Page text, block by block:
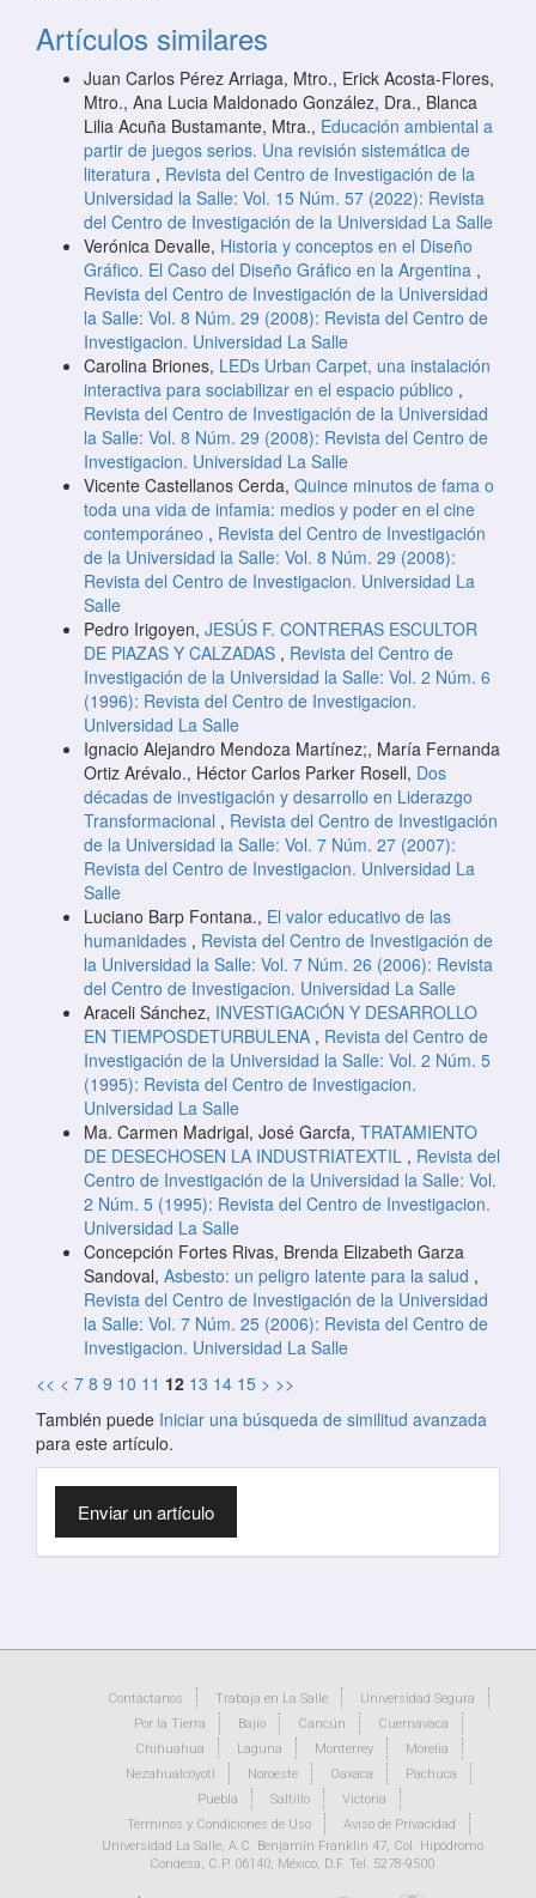
Artículos similares
Juan Carlos Pérez Arriaga, Mtro., Erick Acosta-Flores,
Mtro., Ana Lucia Maldonado González, Dra., Blanca
Lilia Acuña Bustamante, Mtra., Educación ambiental a
partir de juegos serios. Una revisión sistemática de
literatura , Revista del Centro de Investigación de la
Universidad la Salle: Vol. 15 Núm. 57 (2022): Revista
del Centro de Investigación de la Universidad La Salle
Verónica Devalle, Historia y conceptos en el Diseño
Gráfico. El Caso del Diseño Gráfico en la Argentina ,
Revista del Centro de Investigación de la Universidad
la Salle: Vol. 8 Núm. 29 (2008): Revista del Centro de
Investigacion. Universidad La Salle
Carolina Briones, LEDs Urban Carpet, una instalación
interactiva para sociabilizar en el espacio público ,
Revista del Centro de Investigación de la Universidad
la Salle: Vol. 8 Núm. 29 (2008): Revista del Centro de
Investigacion. Universidad La Salle
Vicente Castellanos Cerda, Quince minutos de fama o
toda una vida de infamia: medios y poder en el cine
contemporáneo , Revista del Centro de Investigación
de la Universidad la Salle: Vol. 8 Núm. 29 (2008):
Revista del Centro de Investigacion. Universidad La
Salle
Pedro Irigoyen, JESÚS F. CONTRERAS ESCULTOR
DE PlAZAS Y CALZADAS , Revista del Centro de
Investigación de la Universidad la Salle: Vol. 2 Núm. 6
(1996): Revista del Centro de Investigacion.
Universidad La Salle
Ignacio Alejandro Mendoza Martínez;, María Fernanda
Ortiz Arévalo., Héctor Carlos Parker Rosell, Dos
décadas de investigación y desarrollo en Liderazgo
Transformacional , Revista del Centro de Investigación
de la Universidad la Salle: Vol. 7 Núm. 27 (2007):
Revista del Centro de Investigacion. Universidad La
Salle
Luciano Barp Fontana., El valor educativo de las
humanidades , Revista del Centro de Investigación de
la Universidad la Salle: Vol. 7 Núm. 26 (2006): Revista
del Centro de Investigacion. Universidad La Salle
Araceli Sánchez, INVESTIGACiÓN Y DESARROLLO
EN TIEMPOSDETURBULENA , Revista del Centro de
Investigación de la Universidad la Salle: Vol. 2 Núm. 5
(1995): Revista del Centro de Investigacion.
Universidad La Salle
Ma. Carmen Madrigal, José Garcfa, TRATAMIENTO
DE DESECHOSEN LA INDUSTRIATEXTIL , Revista del
Centro de Investigación de la Universidad la Salle: Vol.
2 Núm. 5 (1995): Revista del Centro de Investigacion.
Universidad La Salle
Concepción Fortes Rivas, Brenda Elizabeth Garza
Sandoval, Asbesto: un peligro latente para la salud ,
Revista del Centro de Investigación de la Universidad
la Salle: Vol. 7 Núm. 25 (2006): Revista del Centro de
Investigacion. Universidad La Salle
<< < 7 8 9 10 11 12 13 14 15 > >>
También puede Iniciar una búsqueda de similitud avanzada
para este artículo.
Enviar
un
artículo
Enviar un artículo
Contáctanos Trabaja en La Salle
Universidad Segura
Por la Tierra
Bajío Cancún
Cuernavaca
Chihuahua
Laguna Monterrey
Morelia
Nezahualcóyotl
Noroeste Oaxaca
Pachuca
Puebla
Saltillo
Victoria
Términos y Condiciones de Uso
Aviso de Privacidad
Universidad La Salle, A.C. Benjamín Franklin 47, Col. Hipódromo
Condesa, C.P. 06140, México, D.F. Tel. 5278-9500